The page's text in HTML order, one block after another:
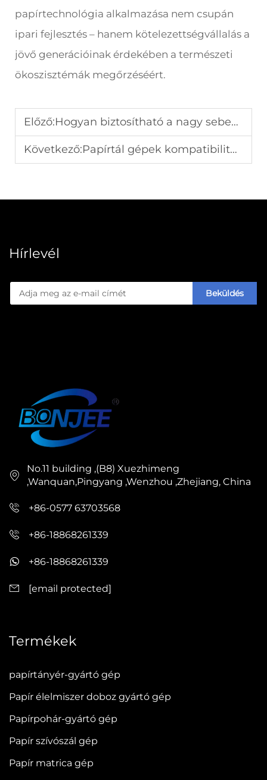
papírtechnológia alkalmazása nem csupán
ipari fejlesztés – hanem kötelezettségvállalás a
jövő generációinak érdekében a természeti
ökoszisztémák megőrzéséért.
Előző:Hogyan biztosítható a nagy sebességű papírpohár-gépek zavartalan működése
Következő:Papírtál gépek kompatibilitása különböző tál méretekkel
Hírlevél
Beküldés
No.11 building ,(B8) Xuezhimeng
,Wanquan,Pingyang ,Wenzhou ,Zhejiang, China
+86-0577 63703568
+86-18868261339
+86-18868261339
[email protected]
Termékek
papírtányér-gyártó gép
Papír élelmiszer doboz gyártó gép
Papírpohár-gyártó gép
Papír szívószál gép
Papír matrica gép